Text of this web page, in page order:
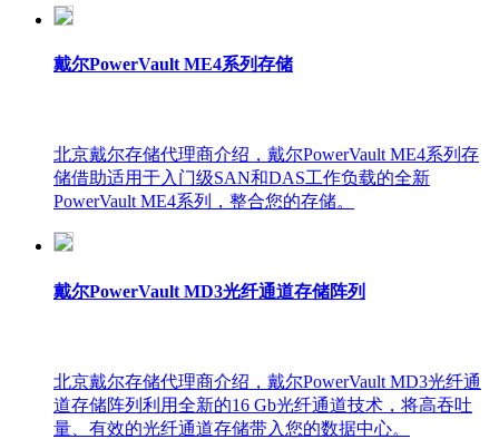
戴尔PowerVault ME4系列存储
北京戴尔存储代理商介绍，戴尔PowerVault ME4系列存
储借助适用于入门级SAN和DAS工作负载的全新
PowerVault ME4系列，整合您的存储。
戴尔PowerVault MD3光纤通道存储阵列
北京戴尔存储代理商介绍，戴尔PowerVault MD3光纤通
道存储阵列利用全新的16 Gb光纤通道技术，将高吞吐
量、有效的光纤通道存储带入您的数据中心。